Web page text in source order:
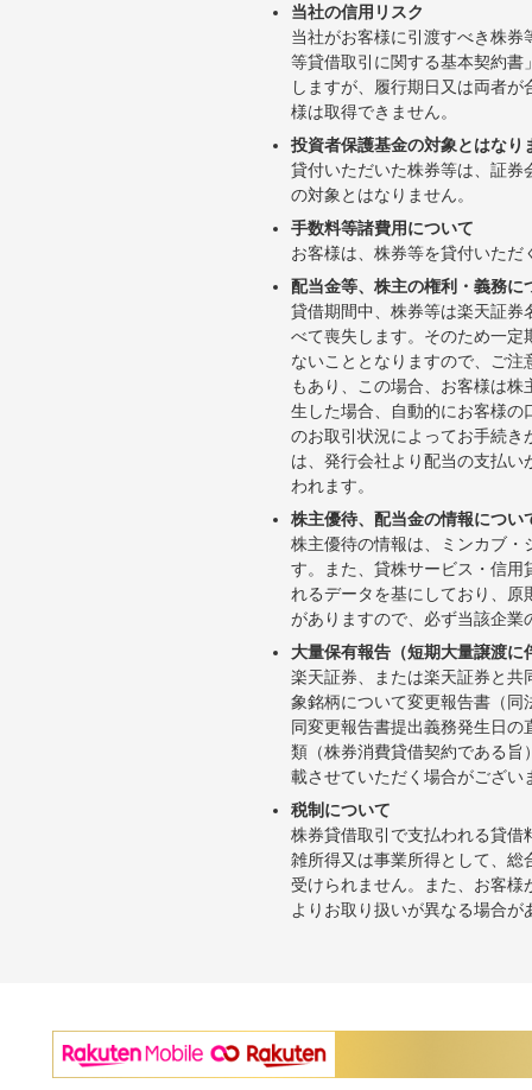
当社の信用リスク
当社がお客様に引渡すべき株
等貸借取引に関する基本契約
しますが、履行期日又は両者
様は取得できません。
投資者保護基金の対象とはなり
貸付いただいた株券等は、証
の対象とはなりません。
手数料等諸費用について
お客様は、株券等を貸付いた
配当金等、株主の権利・義務に
貸借期間中、株券等は楽天証
べて喪失します。そのため一
ないこととなりますので、ご
もあり、この場合、お客様は
生した場合、自動的にお客様
のお取引状況によってお手続
は、発行会社より配当の支払
われます。
株主優待、配当金の情報につい
株主優待の情報は、ミンカブ
す。また、貸株サービス・信
れるデータを基にしており、
がありますので、必ず当該企
大量保有報告（短期大量譲渡
楽天証券、または楽天証券と
象銘柄について変更報告書（
同変更報告書提出義務発生日
類（株券消費貸借契約である
載させていただく場合がござ
税制について
株券貸借取引で支払われる貸
雑所得又は事業所得として、
受けられません。また、お客
よりお取り扱いが異なる場合